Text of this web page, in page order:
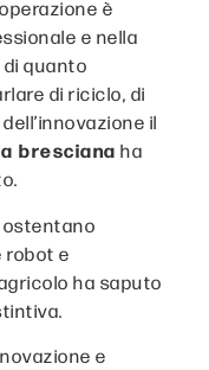
è
e nella
quanto
di riciclo, di
il
bresciana ha
ostentano
robot e
ha saputo
e